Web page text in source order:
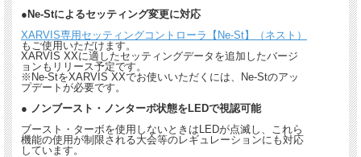
●Ne-Stによるセッティング変更に対応
XARVIS専用セッティングコントローラ【Ne-St】（ネスト）
もご使用いただけます。
XARVIS XXに適したセッティングデータを追加したバージ
ョンもリリース予定です。
※Ne-StをXARVIS XXでお使いいただくには、Ne-Stのアッ
プデートが必要です。
● ノンブースト・ノンターボ状態をLEDで視認可能
ブースト・ターボを使用しないときはLEDが点滅し、これら
機能の使用が制限される大会等のレギュレーションにも対応
しています。